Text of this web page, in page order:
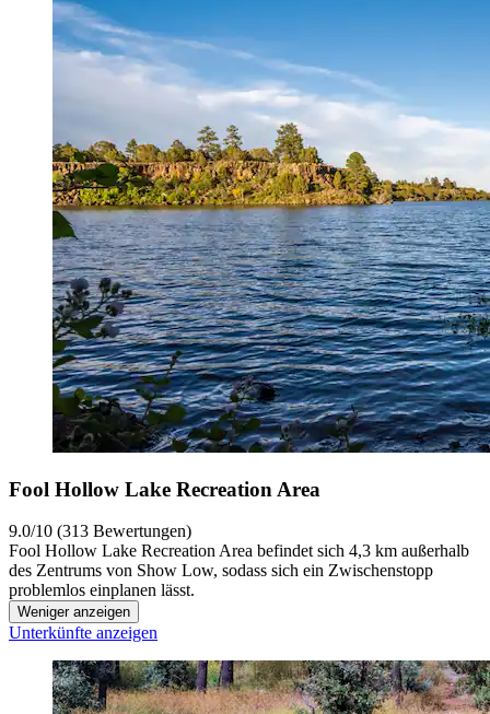
Fool Hollow Lake Recreation Area
9.0/10 (313 Bewertungen)
Fool Hollow Lake Recreation Area befindet sich 4,3 km außerhalb
des Zentrums von Show Low, sodass sich ein Zwischenstopp
problemlos einplanen lässt.
Weniger anzeigen
Unterkünfte anzeigen